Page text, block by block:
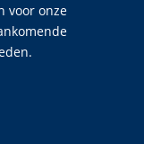
voor onze